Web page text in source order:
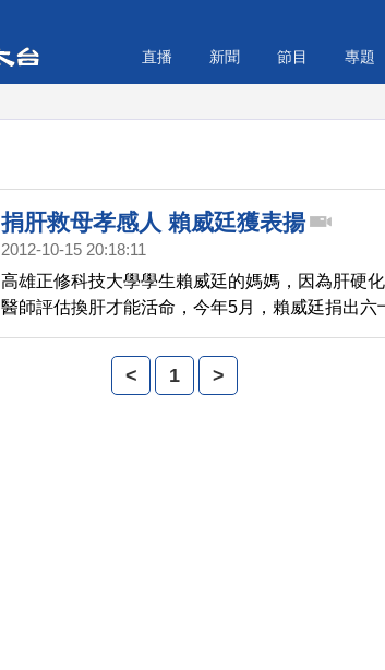
直播 新聞 節目 專題
捐肝救母孝感人 賴威廷獲表揚
2012-10-15 20:18:11
高雄正修科技大學學生賴威廷的媽媽，因為肝硬
醫師評估換肝才能活命，今年5月，賴威廷捐出六
母，為分擔家計，手術後持續半工半謮，賴同學
方和高雄職訓局的表揚。
< 1 >